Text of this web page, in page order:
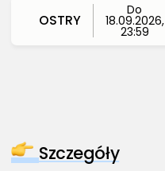
OSTRY
Do
18.09.2026,
23:59
Szczegóły